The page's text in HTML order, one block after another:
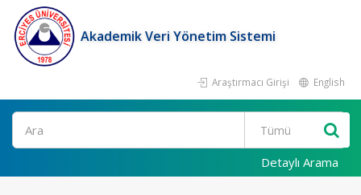
Akademik Veri Yönetim Sistemi
Araştırmacı Girişi English
Ara
Detaylı Arama